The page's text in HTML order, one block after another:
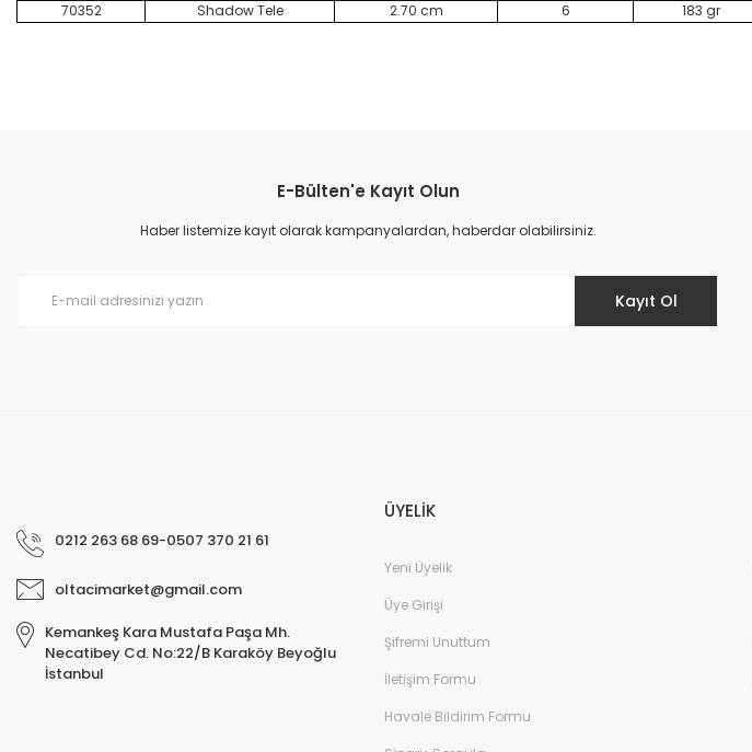
70352
Shadow Tele 2.70 cm 6 183 gr
Ürün resmi kalitesiz, bozuk veya görüntülenemiyor.
Ürün açıklamasında eksik bilgiler bulunuyor.
E-Bülten'e Kayıt Olun
Haber listemize kayıt olarak kampanyalardan, haberdar olabilirsiniz.
Kayıt Ol
0212 263 68 69-0507 370 21 61
oltacimarket@gmail.com
Kemankeş Kara Mustafa Paşa Mh.
Necatibey Cd. No:22/B Karaköy Beyoğlu
İstanbul
ÜYELİK
Yeni Üyelik
Üye Girişi
Şifremi Unuttum
İletişim Formu
Havale Bildirim Formu